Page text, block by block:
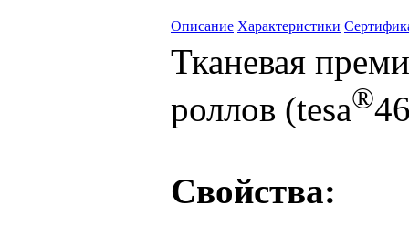
Описание Характеристики
Тканевая
роллов (tesa®
Свойства: